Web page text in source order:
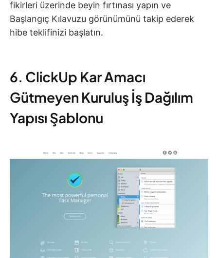
fikirleri üzerinde beyin fırtınası yapın ve
Başlangıç Kılavuzu görünümünü takip ederek
hibe teklifinizi başlatın.
6. ClickUp Kar Amacı
Gütmeyen Kuruluş İş Dağılım
Yapısı Şablonu